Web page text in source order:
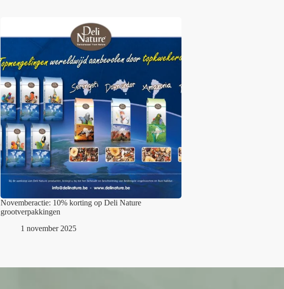
Novemberactie: 10% korting op Deli Nature
grootverpakkingen
1 november 2025